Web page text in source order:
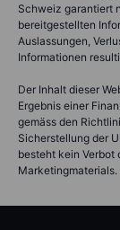
Schweiz garantiert
bereitgestellten
Auslassungen,
Informationen
Der Inhalt dieser
Ergebnis einer
gemäss den
Sicherstellung der
besteht kein Verbot
Marketingmaterials.